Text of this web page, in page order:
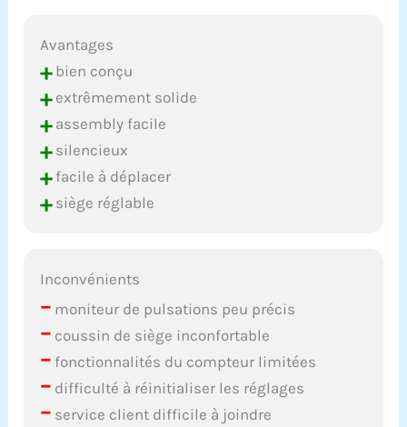
Avantages
+bien conçu
+extrêmement solide
+assembly facile
+silencieux
+facile à déplacer
+siège réglable
Inconvénients
– moniteur de pulsations peu précis
– coussin de siège inconfortable
– fonctionnalités du compteur limitées
– difficulté à réinitialiser les réglages
– service client difficile à joindre